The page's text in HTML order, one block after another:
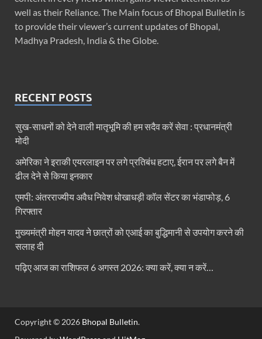
well as their Reliance. The Main focus of Bhopal Bulletin is
to provide their viewer’s current updates of Bhopal,
Madhya Pradesh, India & the Globe.
RECENT POSTS
सुख-साधनों को देने वाली मातृभूमि की हम सदैव करें सेवा : प्रधानमंत्री
मोदी
अमेरिका ने इराकी एयरलाइन पर लगे प्रतिबंध हटाए, ईरान पर लगे बैन में
ढील देने से किया इनकार
एमपी: अंतरराज्यीय अवैध निवेश धोखाधड़ी कॉल सेंटर का भंडाफोड़, 6
गिरफ्तार
मुख्यमंत्री मोहन यादव ने छात्रों को एआई का बुद्धिमानी से उपयोग करने की
सलाह दी
पढ़िए आज का राशिफल 6 अगस्त 2026: क्या करें, क्या न करें…
Copyright © 2026 Bhopal Bulletin.